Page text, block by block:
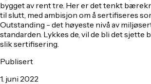
bygget av rent tre. Her er det tenkt
til slutt, med ambisjon om å sertifiseres
Outstanding - det høyeste nivå av
standarden. Lykkes de, vil de bli det sjette
slik sertifisering.
Publisert
1. juni 2022